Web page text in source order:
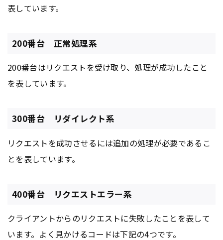
表しています。
200番台 正常処理系
200番台はリクエストを受け取り、処理が成功したこと
を表しています。
300番台 リダイレクト系
リクエストを成功させるには追加の処理が必要であるこ
とを表しています。
400番台 リクエストエラー系
クライアントからのリクエストに失敗したことを表して
います。よく見かけるコードは下記の4つです。